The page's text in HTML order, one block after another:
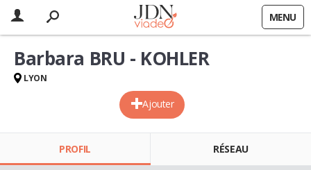
MENU
Ajouter
Barbara BRU - KOHLER
LYON
PROFIL RÉSEAU